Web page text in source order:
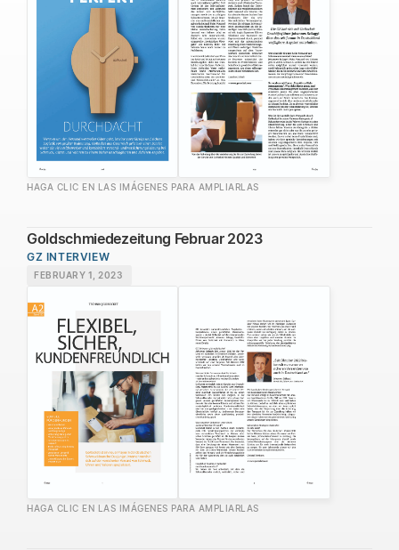
HAGA CLIC EN LAS IMÁGENES PARA AMPLIARLAS
Goldschmiedezeitung Februar 2023
GZ INTERVIEW
FEBRUARY 1, 2023
HAGA CLIC EN LAS IMÁGENES PARA AMPLIARLAS